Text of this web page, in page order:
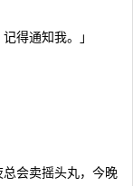
得通知我。」
会卖摇头丸，今晚